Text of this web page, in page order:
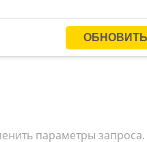
параметры запроса.